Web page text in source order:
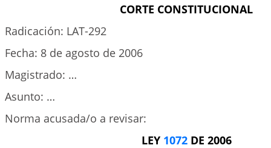
CORTE CONSTITUCIONAL
Radicación: LAT-292
Fecha: 8 de agosto de 2006
Magistrado: …
Asunto: …
Norma acusada/o a revisar:
LEY 1072DE 2006